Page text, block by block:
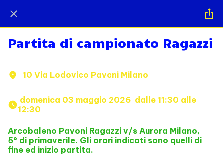
Partita di campionato Ragazzi
10 Via Lodovico Pavoni Milano
12:30
Arcobaleno Pavoni Ragazzi v/s Aurora Milano,
5° di primaverile. Gli orari indicati sono quelli di
fine ed inizio partita.